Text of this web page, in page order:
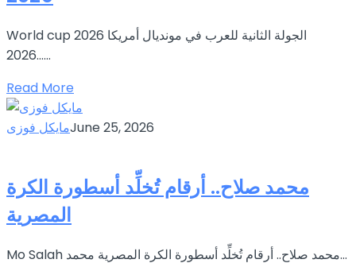
World cup 2026 الجولة الثانية للعرب في مونديال أمريكا
2026…...
Read More
مايكل فوزىJune 25, 2026
محمد صلاح.. أرقام تُخلِّد أسطورة الكرة
المصرية
Mo Salah محمد صلاح.. أرقام تُخلِّد أسطورة الكرة المصرية محمد...